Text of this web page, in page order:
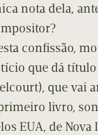
O
nota dela,
confissão,
que dá título
que vai
livro,
EUA, de Nova